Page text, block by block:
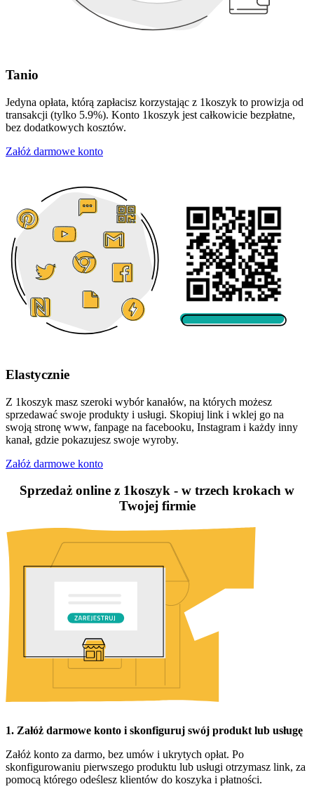
Tanio
Jedyna opłata, którą zapłacisz korzystając z 1koszyk to prowizja od
transakcji (tylko 5.9%). Konto 1koszyk jest całkowicie bezpłatne,
bez dodatkowych kosztów.
Załóż darmowe konto
Elastycznie
Z 1koszyk masz szeroki wybór kanałów, na których możesz
sprzedawać swoje produkty i usługi. Skopiuj link i wklej go na
swoją stronę www, fanpage na facebooku, Instagram i każdy inny
kanał, gdzie pokazujesz swoje wyroby.
Załóż darmowe konto
Sprzedaż online z 1koszyk - w trzech krokach w
Twojej firmie
1. Załóż darmowe konto i skonfiguruj swój produkt lub usługę
Załóż konto za darmo, bez umów i ukrytych opłat. Po
skonfigurowaniu pierwszego produktu lub usługi otrzymasz link, za
pomocą którego odeślesz klientów do koszyka i płatności.